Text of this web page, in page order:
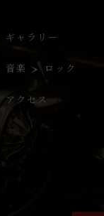
ギャラリー
音楽 ロック
アクセス